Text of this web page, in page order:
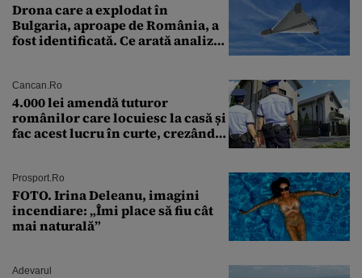
Drona care a explodat în
Bulgaria, aproape de România, a
fost identificată. Ce arată analiza
Cancan.ro
4.000 lei amendă tuturor
românilor care locuiesc la casă și
fac acest lucru în curte, crezând
Prosport.ro
FOTO. Irina Deleanu, imagini
incendiare: „Îmi place să fiu cât
mai naturală”
Adevarul